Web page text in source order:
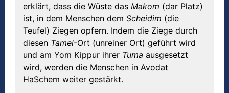
erklärt, dass die Wüste das Makom (dar Platz)
ist, in dem Menschen dem Scheidim (die
Teufel) Ziegen opfern. Indem die Ziege durch
diesen Tamei-Ort (unreiner Ort) geführt wird
und am Yom Kippur ihrer Tuma ausgesetzt
wird, werden die Menschen in Avodat
HaSchem weiter gestärkt.